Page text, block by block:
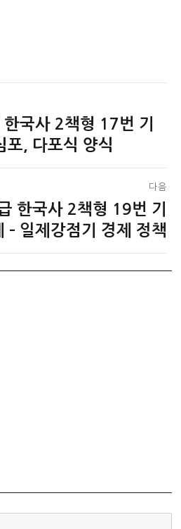
국사 2책형 17번 기
포, 다포식 양식
다음
한국사 2책형 19번 기
– 일제강점기 경제 정책